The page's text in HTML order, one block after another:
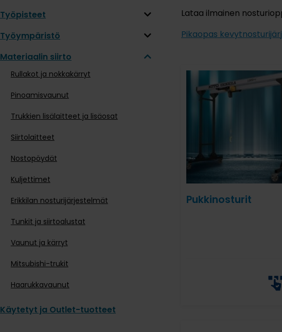
Työpisteet
Työympäristö
Materiaalin siirto
Rullakot ja nokkakärryt
Pinoamisvaunut
Trukkien lisälaitteet ja lisäosat
Siirtolaitteet
Nostopöydät
Kuljettimet
Erikkilan nosturijärjestelmät
Tunkit ja siirtoalustat
Vaunut ja kärryt
Mitsubishi-trukit
Haarukkavaunut
Käytetyt ja Outlet-tuotteet
Lataa ilmainen
Pikaopas
Pukkinosturit